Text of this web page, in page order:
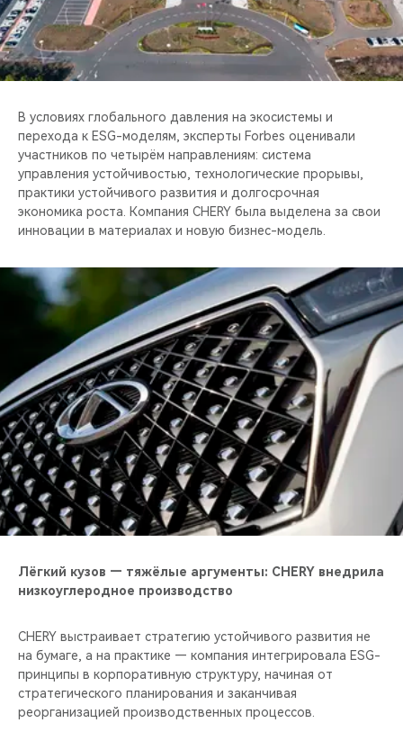
CHERY CONNECT
CHERY ДЛЯ ДЕТЕЙ
В условиях глобального давления на экосистемы и
перехода к ESG-моделям, эксперты Forbes оценивали
участников по четырём направлениям: система
управления устойчивостью, технологические прорывы,
практики устойчивого развития и долгосрочная
экономика роста. Компания CHERY была выделена за свои
инновации в материалах и новую бизнес-модель.
Лёгкий кузов — тяжёлые аргументы: CHERY внедрила
низкоуглеродное производство
CHERY выстраивает стратегию устойчивого развития не
на бумаге, а на практике — компания интегрировала ESG-
принципы в корпоративную структуру, начиная от
стратегического планирования и заканчивая
реорганизацией производственных процессов.